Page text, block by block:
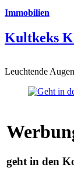
Immobilien
Kultkeks
Leuchtende
geht in den